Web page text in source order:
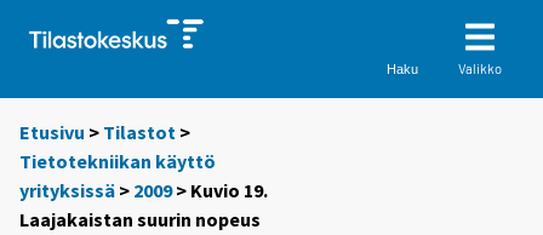
Haku Valikko
Etusivu > Tilastot >
Tietotekniikan käyttö
yrityksissä > 2009> Kuvio 19.
Laajakaistan suurin nopeus